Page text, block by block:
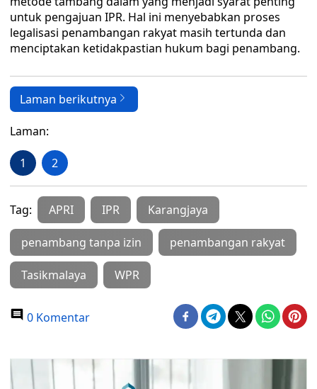
untuk pengajuan IPR. Hal ini menyebabkan proses
legalisasi penambangan rakyat masih tertunda dan
menciptakan ketidakpastian hukum bagi penambang.
Laman berikutnya
Laman:
1 2
Tag: APRI IPR Karangjaya
penambang tanpa izin penambangan rakyat
Tasikmalaya WPR
0 Komentar